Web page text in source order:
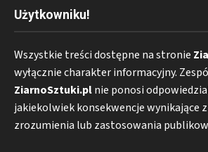
Użytkowniku!
Wszystkie treści dostępne na stronie
wyłącznie charakter informacyjny.
ZiarnoSztuki.plnie ponosi
jakiekolwiek konsekwencje wynikające
zrozumienia lub zastosowania